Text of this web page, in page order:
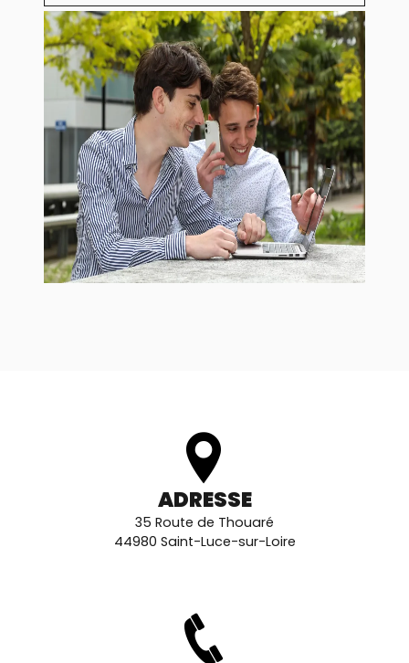
ADRESSE
35 Route de Thouaré
44980 Saint-Luce-sur-Loire